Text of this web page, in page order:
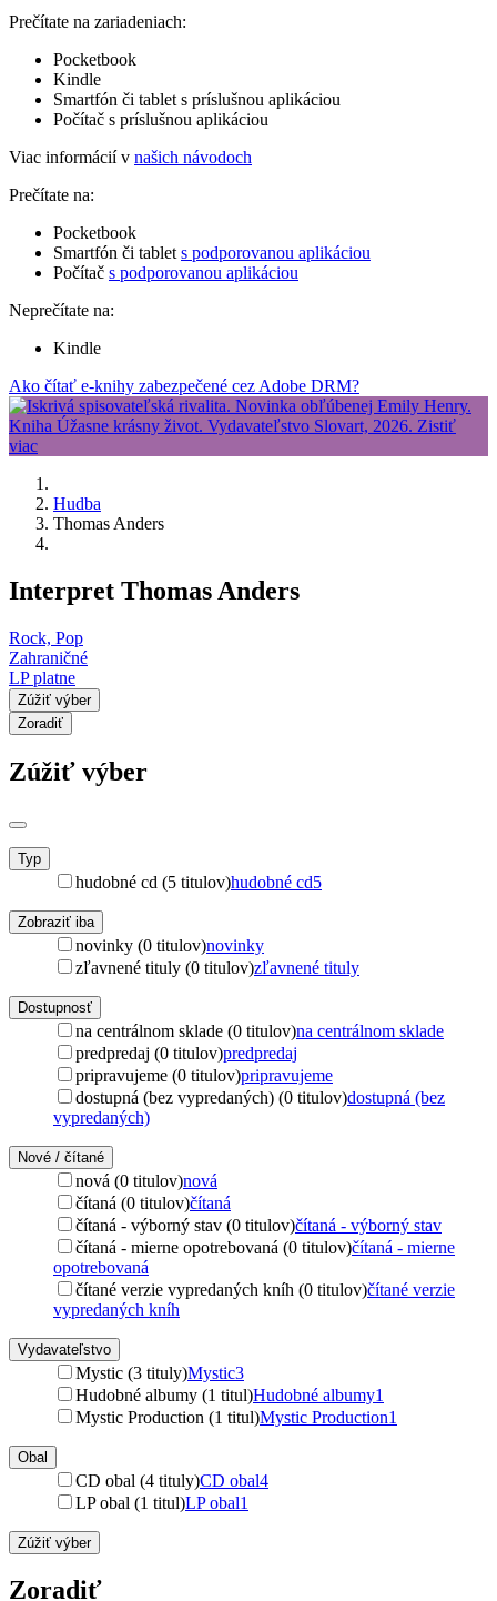
Prečítate na zariadeniach:
Pocketbook
Kindle
Smartfón či tablet s príslušnou aplikáciou
Počítač s príslušnou aplikáciou
Viac informácií v našich návodoch
Prečítate na:
Pocketbook
Smartfón či tablet s podporovanou aplikáciou
Počítač s podporovanou aplikáciou
Neprečítate na:
Kindle
Ako čítať e-knihy zabezpečené cez Adobe DRM?
Hudba
Thomas Anders
Interpret Thomas Anders
Rock, Pop
Zahraničné
LP platne
Zúžiť výber
Zoradiť
Zúžiť výber
Typ
hudobné cd (5 titulov)hudobné cd5
Zobraziť iba
novinky (0 titulov)novinky
zľavnené tituly (0 titulov)zľavnené tituly
Dostupnosť
na centrálnom sklade (0 titulov)na centrálnom sklade
predpredaj (0 titulov)predpredaj
pripravujeme (0 titulov)pripravujeme
dostupná (bez vypredaných) (0 titulov)dostupná (bez
vypredaných)
Nové / čítané
nová (0 titulov)nová
čítaná (0 titulov)čítaná
čítaná - výborný stav (0 titulov)čítaná - výborný stav
čítaná - mierne opotrebovaná (0 titulov)čítaná - mierne
opotrebovaná
čítané verzie vypredaných kníh (0 titulov)čítané verzie
vypredaných kníh
Vydavateľstvo
Mystic (3 tituly)Mystic3
Hudobné albumy (1 titul)Hudobné albumy1
Mystic Production (1 titul)Mystic Production1
Obal
CD obal (4 tituly)CD obal4
LP obal (1 titul)LP obal1
Zúžiť výber
Zoradiť